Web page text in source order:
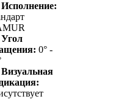
Исполнение:
Угол
0° -
Визуальная